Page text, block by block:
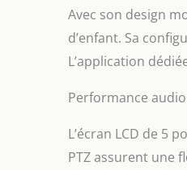
Avec son design
d’enfant. Sa
L’application
Performance
L’écran LCD de 5
PTZ assurent une